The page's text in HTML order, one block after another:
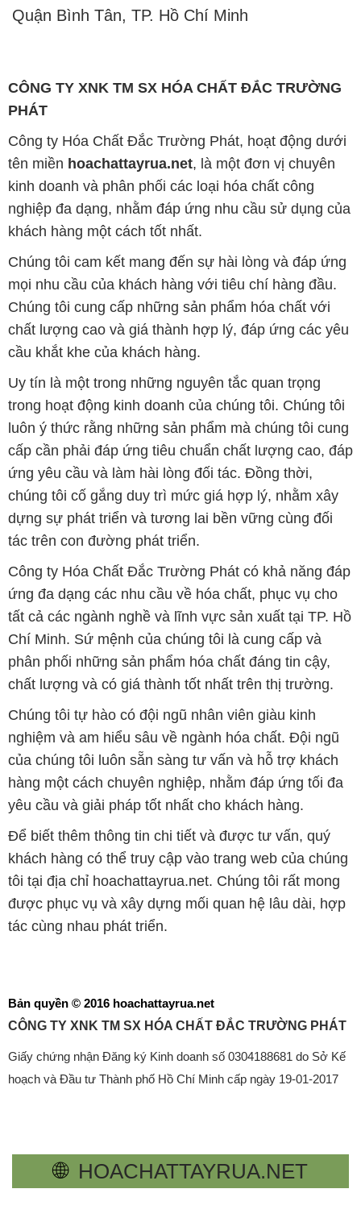
Quận Bình Tân, TP. Hồ Chí Minh
CÔNG TY XNK TM SX HÓA CHẤT ĐẮC TRƯỜNG
PHÁT
Công ty Hóa Chất Đắc Trường Phát, hoạt động dưới
tên miền hoachattayrua.net, là một đơn vị chuyên
kinh doanh và phân phối các loại hóa chất công
nghiệp đa dạng, nhằm đáp ứng nhu cầu sử dụng của
khách hàng một cách tốt nhất.
Chúng tôi cam kết mang đến sự hài lòng và đáp ứng
mọi nhu cầu của khách hàng với tiêu chí hàng đầu.
Chúng tôi cung cấp những sản phẩm hóa chất với
chất lượng cao và giá thành hợp lý, đáp ứng các yêu
cầu khắt khe của khách hàng.
Uy tín là một trong những nguyên tắc quan trọng
trong hoạt động kinh doanh của chúng tôi. Chúng tôi
luôn ý thức rằng những sản phẩm mà chúng tôi cung
cấp cần phải đáp ứng tiêu chuẩn chất lượng cao, đáp
ứng yêu cầu và làm hài lòng đối tác. Đồng thời,
chúng tôi cố gắng duy trì mức giá hợp lý, nhằm xây
dựng sự phát triển và tương lai bền vững cùng đối
tác trên con đường phát triển.
Công ty Hóa Chất Đắc Trường Phát có khả năng đáp
ứng đa dạng các nhu cầu về hóa chất, phục vụ cho
tất cả các ngành nghề và lĩnh vực sản xuất tại TP. Hồ
Chí Minh. Sứ mệnh của chúng tôi là cung cấp và
phân phối những sản phẩm hóa chất đáng tin cậy,
chất lượng và có giá thành tốt nhất trên thị trường.
Chúng tôi tự hào có đội ngũ nhân viên giàu kinh
nghiệm và am hiểu sâu về ngành hóa chất. Đội ngũ
của chúng tôi luôn sẵn sàng tư vấn và hỗ trợ khách
hàng một cách chuyên nghiệp, nhằm đáp ứng tối đa
yêu cầu và giải pháp tốt nhất cho khách hàng.
Để biết thêm thông tin chi tiết và được tư vấn, quý
khách hàng có thể truy cập vào trang web của chúng
tôi tại địa chỉ hoachattayrua.net. Chúng tôi rất mong
được phục vụ và xây dựng mối quan hệ lâu dài, hợp
tác cùng nhau phát triển.
Bản quyền © 2016 hoachattayrua.net
CÔNG TY XNK TM SX HÓA CHẤT ĐẮC TRƯỜNG PHÁT
Giấy chứng nhận Đăng ký Kinh doanh số 0304188681 do Sở Kế
hoạch và Đầu tư Thành phố Hồ Chí Minh cấp ngày 19-01-2017
🌐 HOACHATTAYRUA.NET